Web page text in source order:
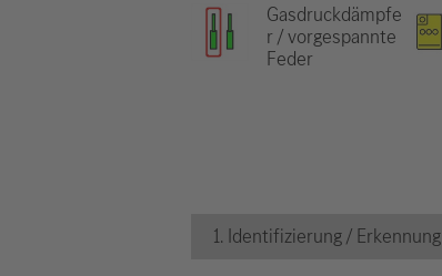
Gasdruckdämpfe
r / vorgespannte
Feder
1. Identifizierung / Erkennung